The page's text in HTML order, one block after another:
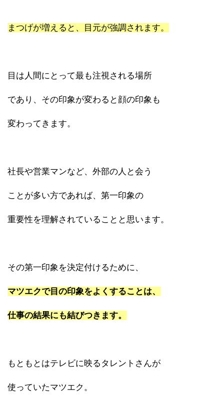
まつげが増えると、目元が強調されます。
目は人間にとって最も注視される場所
であり、その印象が変わると顔の印象も
変わってきます。
社長や営業マンなど、外部の人と会う
ことが多い方であれば、第一印象の
重要性を理解されていることと思います。
その第一印象を決定付けるために、
マツエクで目の印象をよくすることは、
仕事の結果にも結びつきます。
もともとはテレビに映るタレントさんが
使っていたマツエク。